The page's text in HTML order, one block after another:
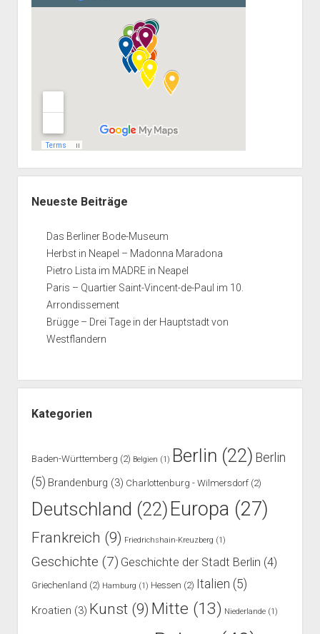
Neueste Beiträge
Das Berliner Bode-Museum
Herbst in Neapel – Madonna Maradona
Pietro Lista im MADRE in Neapel
Paris – Quartier Saint-Vincent-de-Paul im 10.
Arrondissement
Brügge – Drei Tage in der Hauptstadt von
Westflandern
Kategorien
Baden-Württemberg (2) Belgien (1) Berlin (22) Berlin
(5) Brandenburg (3) Charlottenburg - Wilmersdorf(2)
Deutschland (22) Europa (27)
Frankreich (9) Friedrichshain-Kreuzberg (1)
Geschichte (7) Geschichte der Stadt Berlin (4)
Griechenland (2) Hamburg (1) Hessen (2) Italien (5)
Kroatien (3) Kunst(9) Mitte (13) Niederlande(1)